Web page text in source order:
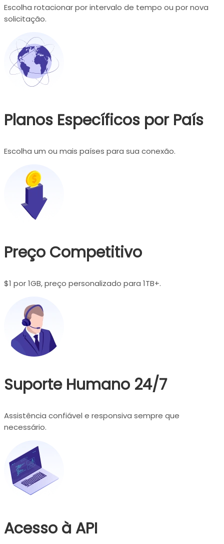
Escolha rotacionar por intervalo de tempo ou por nova
solicitação.
Planos Específicos por País
Escolha um ou mais países para sua conexão.
Preço Competitivo
$1 por 1GB, preço personalizado para 1TB+.
Suporte Humano 24/7
Assistência confiável e responsiva sempre que
necessário.
Acesso à API